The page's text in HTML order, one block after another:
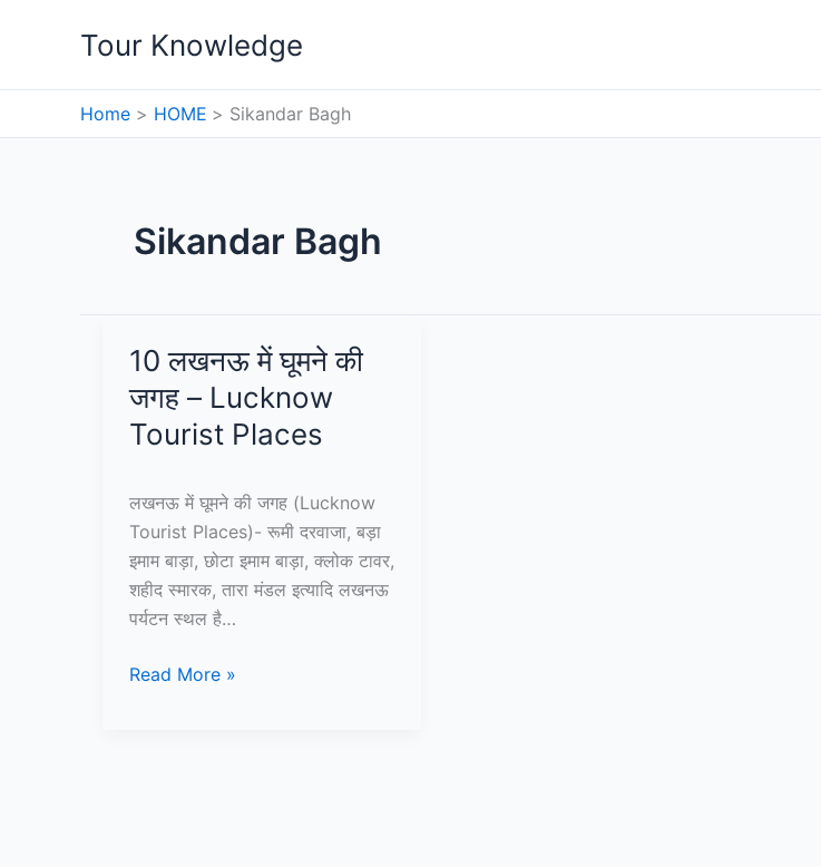
Tour Knowledge
Home HOME Sikandar Bagh
Sikandar Bagh
10 लखनऊ में घूमने की
जगह – Lucknow
Tourist Places
लखनऊ में घूमने की जगह (Lucknow
Tourist Places)- रूमी दरवाजा, बड़ा
इमाम बाड़ा, छोटा इमाम बाड़ा, क्लोक टावर,
शहीद स्मारक, तारा मंडल इत्यादि लखनऊ
पर्यटन स्थल है…
10
Read More »